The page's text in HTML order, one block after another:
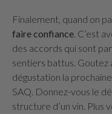
Finalement, quand on
faire confiance. C’est
des accords qui sont
sentiers battus. Goutez
dégustation la
SAQ. Donnez-vous le
structure d’un vin. Plus